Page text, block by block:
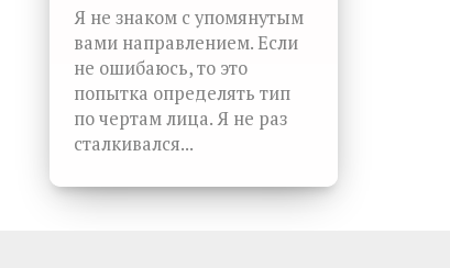
Я не знаком с упомянутым
вами направлением. Если
не ошибаюсь, то это
попытка определять тип
по чертам лица. Я не раз
сталкивался...